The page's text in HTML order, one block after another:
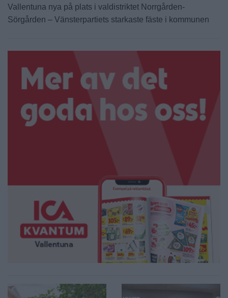
Vallentuna nya på plats i valdistriktet Norrgården-
Sörgården – Vänsterpartiets starkaste fäste i kommunen